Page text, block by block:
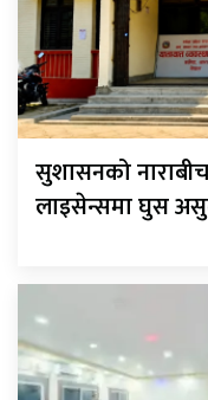
सुशासनको नाराबीच
लाइसेन्समा घुस